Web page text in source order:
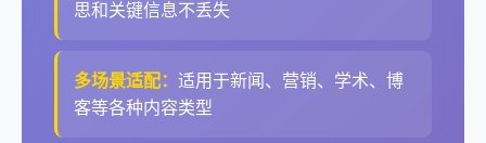
思和关键信息不丢失
多场景适配： 适用于新闻、营销、学术、博
客等各种内容类型